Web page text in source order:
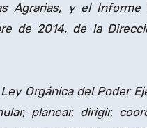
Agrarias, y el Informe
de 2014, de la
Orgánica del Poder
planear, dirigir,